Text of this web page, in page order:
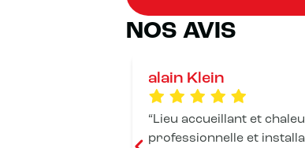
NOS AVIS
alain Klein
Lieu accueillant et
professionnelle et